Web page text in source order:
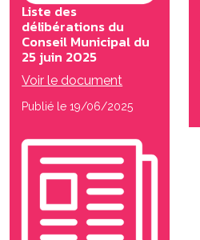
Liste des
délibérations du
Conseil Municipal du
25 juin 2025
Voir le document
Publié le 19/06/2025